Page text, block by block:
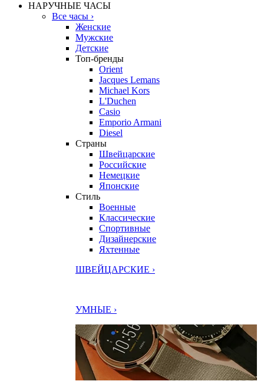
НАРУЧНЫЕ ЧАСЫ
Все часы ›
Женские
Мужские
Детские
Топ-бренды
Orient
Jacques Lemans
Michael Kors
L'Duchen
Casio
Emporio Armani
Diesel
Страны
Швейцарские
Российские
Немецкие
Японские
Стиль
Военные
Классические
Спортивные
Дизайнерские
Яхтенные
ШВЕЙЦАРСКИЕ ›
УМНЫЕ ›